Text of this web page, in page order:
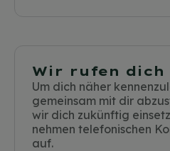
Wir rufen dich
Um dich näher
gemeinsam mit dir
wir dich zukünftig
nehmen telefonischen
auf.